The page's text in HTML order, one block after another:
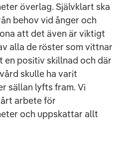
överlag. Självklart ska
behov vid ånger och
att det även är viktigt
alla de röster som vittnar
en positiv skillnad och där
skulle ha varit
sällan lyfts fram. Vi
arbete för
och uppskattar allt